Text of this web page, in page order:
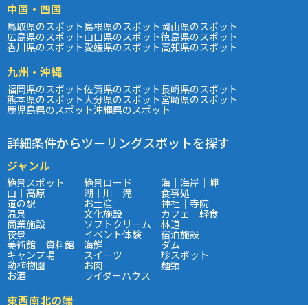
中国・四国
鳥取県のスポット島根県のスポット岡山県のスポット
広島県のスポット山口県のスポット徳島県のスポット
香川県のスポット愛媛県のスポット高知県のスポット
九州・沖縄
福岡県のスポット佐賀県のスポット長崎県のスポット
熊本県のスポット大分県のスポット宮崎県のスポット
鹿児島県のスポット沖縄県のスポット
詳細条件からツーリングスポットを探す
ジャンル
絶景スポット 絶景ロード 海｜海岸｜岬
山｜高原 湖｜川｜滝 食事処
道の駅 お土産 神社｜寺院
温泉 文化施設 カフェ｜軽食
商業施設 ソフトクリーム 林道
夜景 イベント体験 宿泊施設
美術館｜資料館 海鮮 ダム
キャンプ場 スイーツ 珍スポット
動植物園 お肉 麺類
お酒 ライダーハウス
東西南北の端